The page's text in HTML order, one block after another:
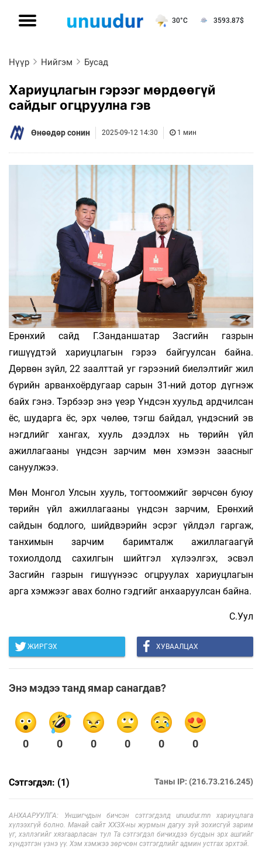
30°C 3593.87$
Нүүр Нийгэм Бусад
Хариуцлагын гэрээг мөрдөөгүй
сайдыг огцруулна гэв
Өнөөдөр сонин 2025-09-12 14:30 1 мин
Ерөнхий сайд Г.Занданшатар Засгийн газрын
гишүүдтэй хариуцлагын гэрээ байгуулсан байна.
Дөрвөн зүйл, 22 заалттай уг гэрээний биелэлтийг жил
бүрийн арванхоёрдугаар сарын 31-ний дотор дүгнэж
байх гэнэ. Тэрбээр энэ үеэр Үндсэн хуульд ардчилсан
ёс, шударга ёс, эрх чөлөө, тэгш байдал, үндэсний эв
нэгдлийг хангах, хууль дээдлэх нь төрийн үйл
ажиллагааны үндсэн зарчим мөн хэмээн заасныг
сануулжээ.
Мөн Монгол Улсын хууль, тогтоомжийг зөрчсөн буюу
төрийн үйл ажиллагааны үндсэн зарчим, Ерөнхий
сайдын бодлого, шийдвэрийн эсрэг үйлдэл гаргаж,
танхимын зарчим баримталж ажиллагаагүй
тохиолдолд сахилгын шийтгэл хүлээлгэх, эсвэл
Засгийн газрын гишүүнээс огцруулах хариуцлагын
арга хэмжээг авах болно гэдгийг анхааруулсан байна.
С.Уул
ЖИРГЭХ ХУВААЛЦАХ
Энэ мэдээ танд ямар санагдав?
0 0 0 0 0 0
Сэтгэгдэл: (1) Таны IP: (216.73.216.245)
АНХААРУУЛГА: Уншигчдын бичсэн сэтгэгдэлд unuudur.mn хариуцлага
хүлээхгүй болно. Манай сайт ХХЗХ-ны журмын дагуу зүй зохисгүй зарим
үг, хэллэгийг хязгаарласан тул Та сэтгэгдэл бичихдээ бусдын эрх ашгийг
хүндэтгэн үзнэ үү. Хэм хэмжээ зөрчсөн сэтгэгдлийг админ устгах эрхтэй.